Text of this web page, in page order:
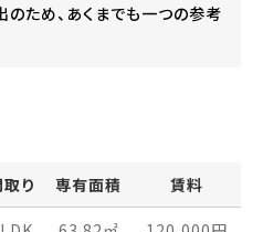
ため、あくまでも一つの参考
取り 専有面積 賃料